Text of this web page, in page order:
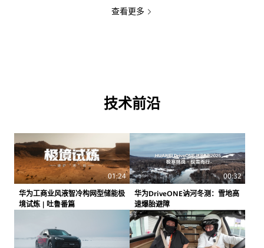
查看更多
技术前沿
01:24
华为工商业风液智冷构网型储能极
境试炼 | 吐鲁番篇
00:32
华为DriveONE讷河冬测：雪地高
速爆胎避障